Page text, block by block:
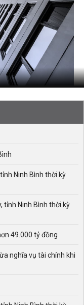
Ninh Bình thời kỳ
tỉnh Ninh Bình thời kỳ
49.000 tỷ đồng
nghĩa vụ tài chính khi